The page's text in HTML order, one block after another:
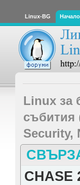
Linux-BG Начало
Linux за
събития
Security,
CHASE